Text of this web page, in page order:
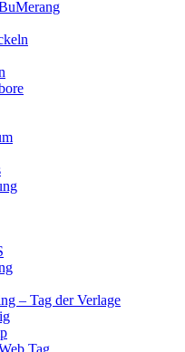
– Tag der Verlage